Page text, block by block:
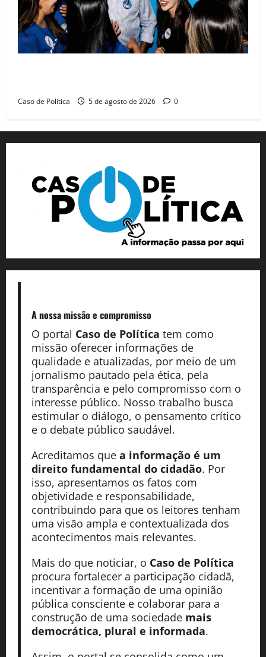
Caso de Politica 5 de agosto de 2026 0
A nossa missãoe compromisso
O portal Caso de Política tem como
missão oferecer informações de
qualidade e atualizadas, por meio de um
jornalismo pautado pela ética, pela
transparência e pelo compromisso com o
interesse público. Nosso trabalho busca
estimular o diálogo, o pensamento crítico
e o debate público saudável.
Acreditamos que a informação é um
direito fundamental do cidadão. Por
isso, apresentamos os fatos com
objetividade e responsabilidade,
contribuindo para que os leitores tenham
uma visão ampla e contextualizada dos
acontecimentos mais relevantes.
Mais do que noticiar, o Caso de Política
procura fortalecer a participação cidadã,
incentivar a formação de uma opinião
pública consciente e colaborar para a
construção de uma sociedade mais
democrática, plural e informada.